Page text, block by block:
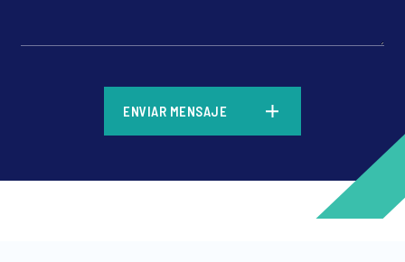
ENVIAR MENSAJE